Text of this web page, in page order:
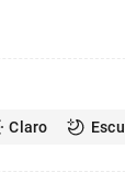
Claro